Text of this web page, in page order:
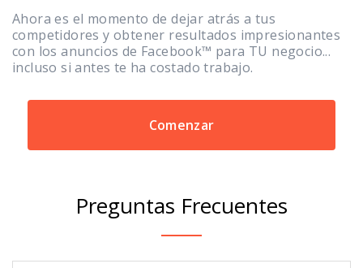
Ahora es el momento de dejar atrás a tus
competidores y obtener resultados impresionantes
con los anuncios de Facebook™ para TU negocio...
incluso si antes te ha costado trabajo.
Comenzar
Preguntas Frecuentes